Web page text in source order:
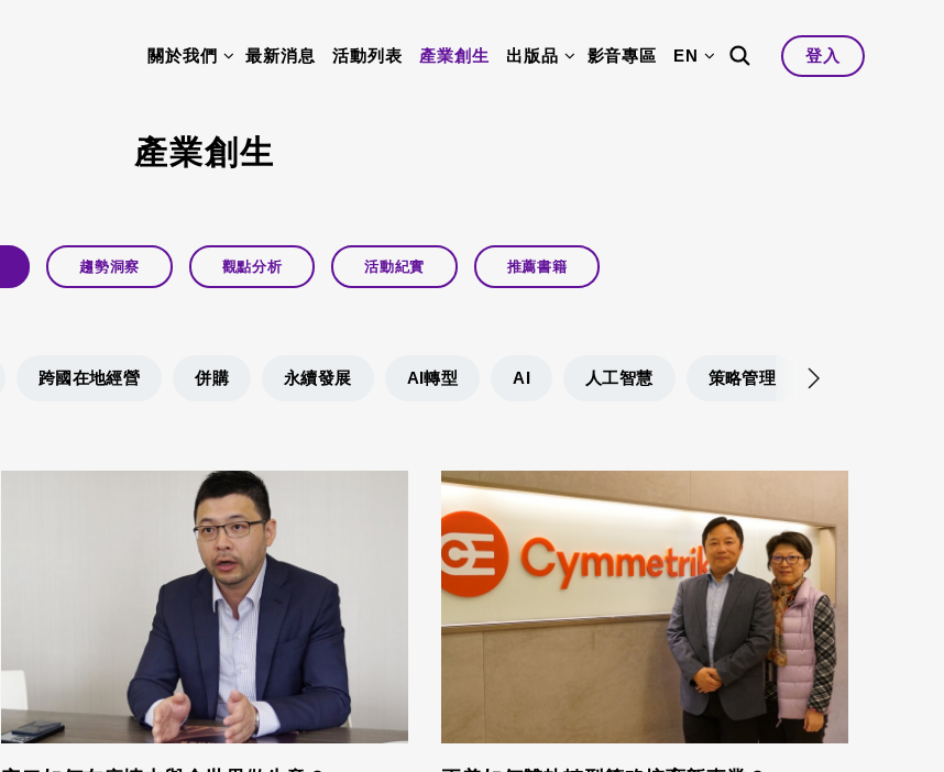
EN
關於我們 最新消息 活動列表 產業創生 出版品 影音專區 登入
產業創生
趨勢洞察 觀點分析 活動紀實 推薦書籍
跨國在地經營 併購 永續發展 AI轉型 AI 人工智慧 策略管理